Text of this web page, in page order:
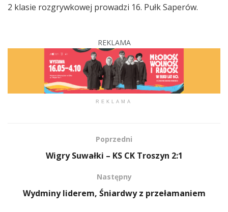
2 klasie rozgrywkowej prowadzi 16. Pułk Saperów.
REKLAMA
REKLAMA
Poprzedni
Wigry Suwałki – KS CK Troszyn 2:1
Następny
Wydminy liderem, Śniardwy z przełamaniem